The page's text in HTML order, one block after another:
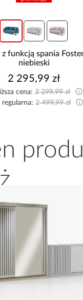
z funkcją spania Foster
niebieski
2 295,99 zł
cena: 2 299,99 zł
regularna: 2 499,99 zł